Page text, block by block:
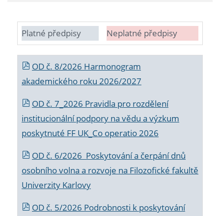
Platné předpisy Neplatné předpisy
OD č. 8/2026 Harmonogram
akademického roku 2026/2027
OD č. 7_2026 Pravidla pro rozdělení
institucionální podpory na vědu a výzkum
poskytnuté FF UK_Co operatio 2026
OD č. 6/2026 Poskytování a čerpání dnů
osobního volna a rozvoje na Filozofické fakultě
Univerzity Karlovy
OD č. 5/2026 Podrobnosti k poskytování